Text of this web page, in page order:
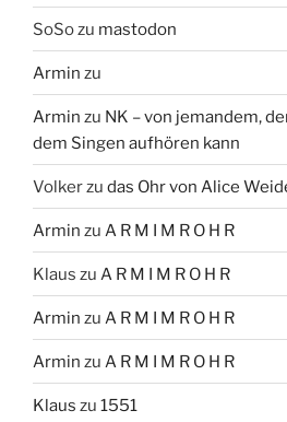
SoSozu mastodon
Armin zu
Armin zu NK – von jemandem,
dem Singen aufhören kann
Volkerzu das Ohr von Alice
Armin zu A R M I M R O H R
Klaus zu A R M I M R O H R
Armin zu A R M I M R O H R
Armin zu A R M I M R O H R
Klaus zu 1551